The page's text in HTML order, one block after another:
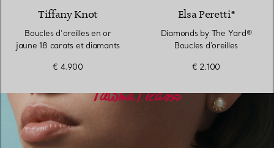
Tiffany Knot
Boucles d’oreilles en or
jaune 18 carats et diamants
€ 4.900
Elsa Peretti®
Diamonds by The Yard®
Boucles d'oreilles
€ 2.100